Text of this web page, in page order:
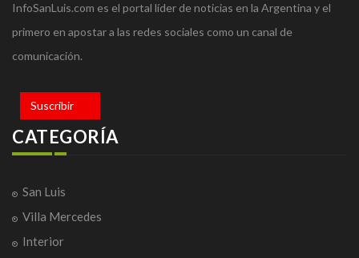
InfoSanLuis.com es el portal líder de noticias en la Argentina y el
primero en apostar a las redes sociales como un canal de
comunicación.
Suscribir
CATEGORÍA
San Luis
Villa Mercedes
Interior